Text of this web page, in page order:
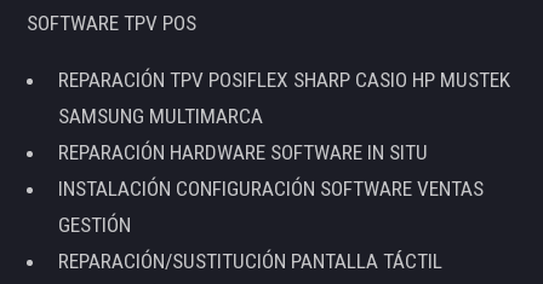
SOFTWARE TPV POS
REPARACIÓN TPV POSIFLEX SHARP CASIO HP MUSTEK
SAMSUNG MULTIMARCA
REPARACIÓN HARDWARE SOFTWARE IN SITU
INSTALACIÓN CONFIGURACIÓN SOFTWARE VENTAS
GESTIÓN
REPARACIÓN/SUSTITUCIÓN PANTALLA TÁCTIL